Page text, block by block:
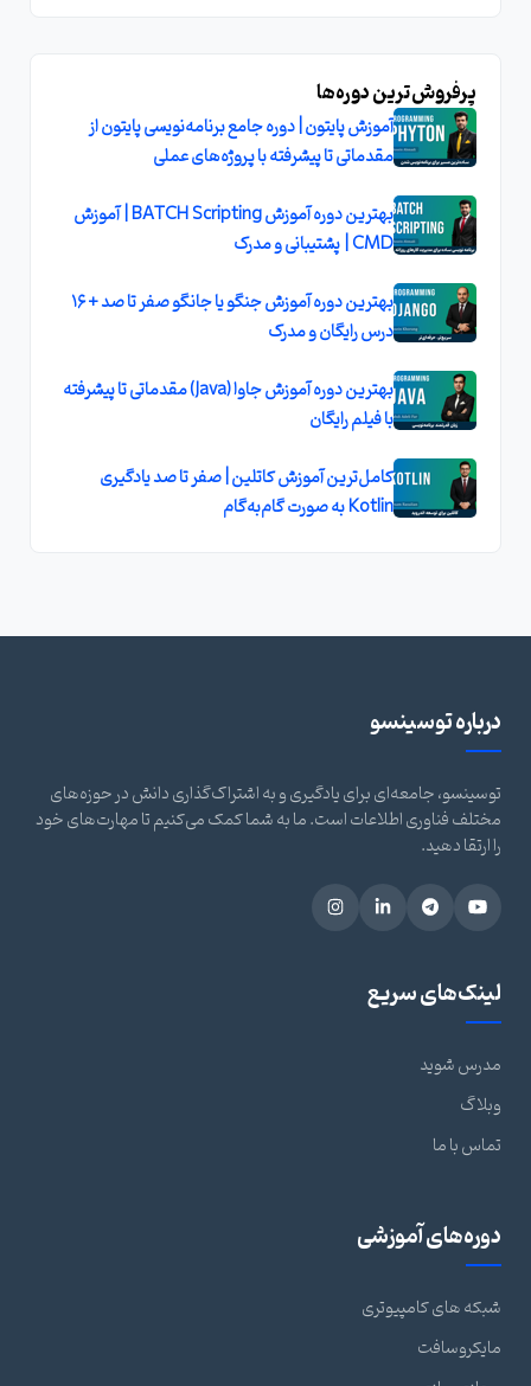
پرفروش‌ترین دوره‌ها
آموزش پایتون | دوره جامع برنامه‌نویسی پایتون از
مقدماتی تا پیشرفته با پروژه‌های عملی
بهترین دوره آموزش BATCH Scripting | آموزش
CMD | پشتیبانی و مدرک
بهترین دوره آموزش جنگو یا جانگو صفر تا صد + ۱۶
درس رایگان و مدرک
بهترین دوره آموزش جاوا (Java) مقدماتی تا پیشرفته
با فیلم رایگان
کامل‌ترین آموزش کاتلین | صفر تا صد یادگیری
Kotlin به صورت گام‌به‌گام
درباره توسینسو
توسینسو، جامعه‌ای برای یادگیری و به اشتراک‌گذاری دانش در حوزه‌های
مختلف فناوری اطلاعات است. ما به شما کمک می‌کنیم تا مهارت‌های خود
را ارتقا دهید.
لینک‌های سریع
مدرس شوید
وبلاگ
تماس با ما
دوره‌های آموزشی
شبکه های کامپیوتری
مایکروسافت